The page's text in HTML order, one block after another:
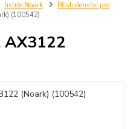
Jističe Noark
Příslušenství pro
(100542)